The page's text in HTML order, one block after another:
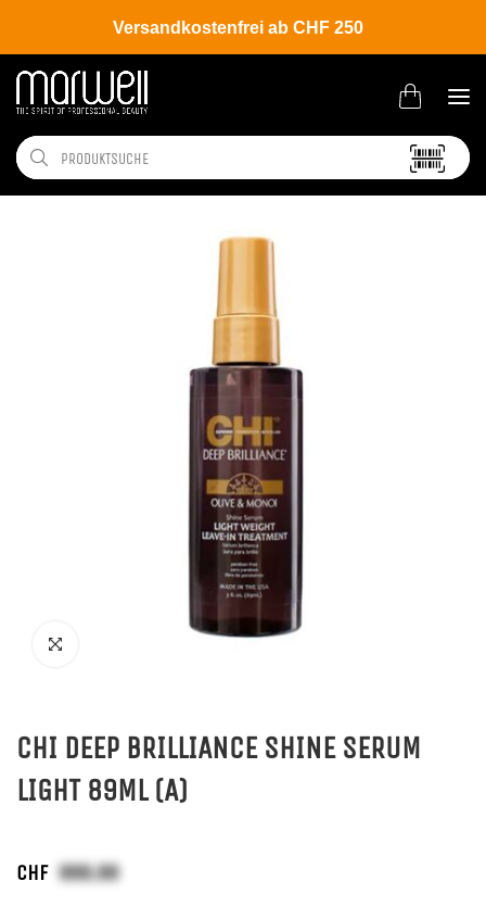
Versandkostenfrei ab CHF 250
Shop Brands CHI Deep Brillance
CHI DEEP BRILLIANCE SHINE SERUM
LIGHT 89ML (A)
CHF